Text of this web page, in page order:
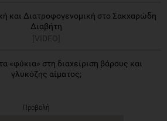
και Διατροφογενομική στο Σακχαρώδη
Διαβήτη
[VIDEO]
«φύκια» στη διαχείριση βάρους και
γλυκόζης αίματος;
Προβολή